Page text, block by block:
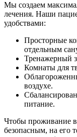
Мы создаем
лечения. Наши
удобствами:
Просторные
отдельным
Тренажерный
Комнаты для
воздухе.
питание.
Чтобы проживание
безопасным, на его